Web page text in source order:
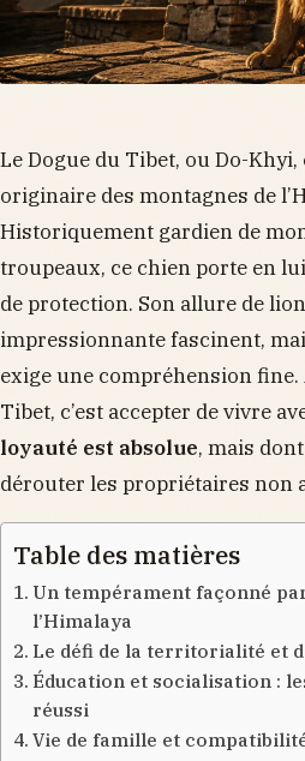
Le Dogue du Tibet, ou Do-
originaire des montagnes de
Historiquement gardien de
troupeaux, ce chien porte en
de protection. Son allure de
impressionnante fascinent,
exige une compréhension
Tibet, c’est accepter de vivre
loyauté est absolue, mais
dérouter les propriétaires non
Table des matières
Un tempérament façonné
l’Himalaya
Le défi de la territorialité et
Éducation et socialisation :
réussi
Vie de famille et